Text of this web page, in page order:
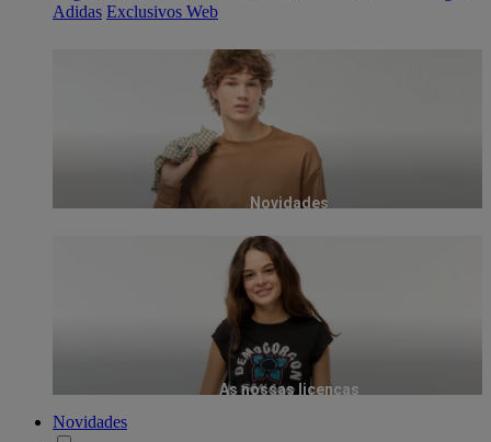
Adidas Exclusivos Web
Novidades
As nossas licenças
Novidades